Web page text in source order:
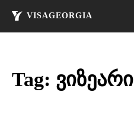
VISAGEORGIA
Tag: ვიზეარი